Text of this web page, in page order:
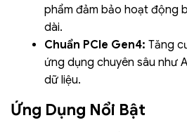
phẩm đảm bảo hoạt động
dài.
Chuẩn PCIe Gen4: Tăng
ứng dụng chuyên sâu như
dữ liệu.
Ứng Dụng Nổi Bật